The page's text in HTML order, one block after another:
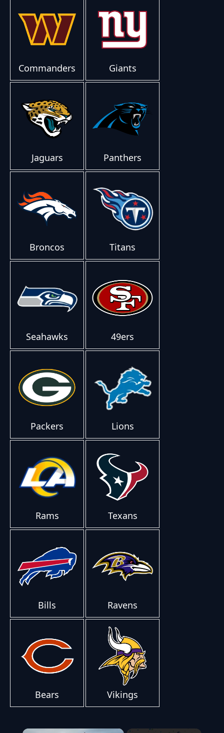
Commanders Giants
Jaguars Panthers
Broncos Titans
Seahawks 49ers
Packers Lions
Rams Texans
Bills Ravens
Bears Vikings